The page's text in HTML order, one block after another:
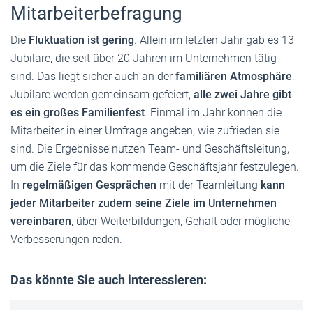
Mitarbeiterbefragung
Die Fluktuation ist gering. Allein im letzten Jahr gab es 13
Jubilare, die seit über 20 Jahren im Unternehmen tätig
sind. Das liegt sicher auch an derfamiliären Atmosphäre:
Jubilare werden gemeinsam gefeiert, alle zwei Jahre gibt
es ein großes Familienfest. Einmal im Jahr können die
Mitarbeiter in einer Umfrage angeben, wie zufrieden sie
sind. Die Ergebnisse nutzen Team- und Geschäftsleitung,
um die Ziele für das kommende Geschäftsjahr festzulegen.
In regelmäßigen Gesprächen mit der Teamleitung kann
jeder Mitarbeiter zudem seine Ziele im Unternehmen
vereinbaren, über Weiterbildungen, Gehalt oder mögliche
Verbesserungen reden.
Das könnte Sie auch interessieren: